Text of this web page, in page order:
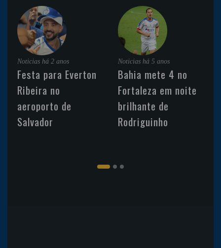
Noticias há 2 anos
Festa para Everton
Ribeira no
aeroporto de
Salvador
Noticias há 5 anos
Bahia mete 4 no
Fortaleza em noite
brilhante de
Rodriguinho